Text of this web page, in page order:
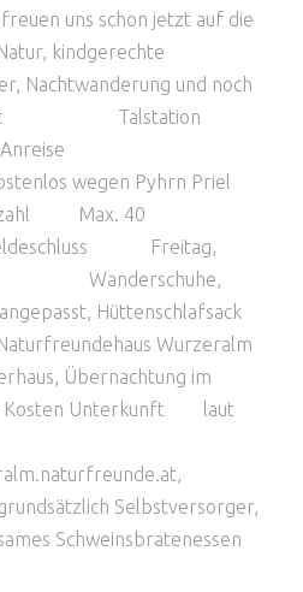
uns schon jetzt auf die
kindgerechte
Nachtwanderung und noch
Talstation
14 h Anreise
wegen Pyhrn Priel
Max. 40
Freitag,
Wanderschuhe,
Hüttenschlafsack
Wurzeralm
Übernachtung im
Kosten Unterkunft laut
Selbstversorger,
Schweinsbratenessen